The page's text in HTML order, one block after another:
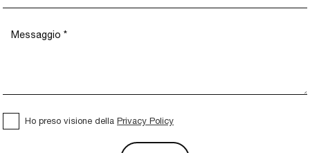
Ho preso visione della Privacy Policy